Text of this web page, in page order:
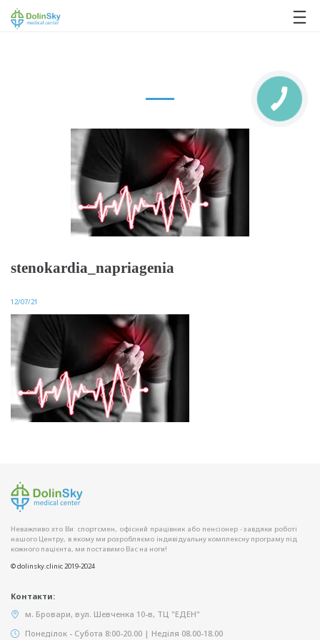
stenokardia_napriagenia
12/07/21
Неважливо хто Ви: спортсмен, офісний працівник або пенсіонер - завдяки роботі
нашого Центру, в якому ми розробляємо індивідуальну комплексну програму під
кожного пацієнта, ми поставимо Вас на ноги!
© dolinsky.clinic 2019-2024
Контакти:
м. Бровари, вул. Шевченка 10-в, ТЦ "ЕДЕН"
Понеділок - Субота 8:00-20.00 | Неділя 08.00-18.00